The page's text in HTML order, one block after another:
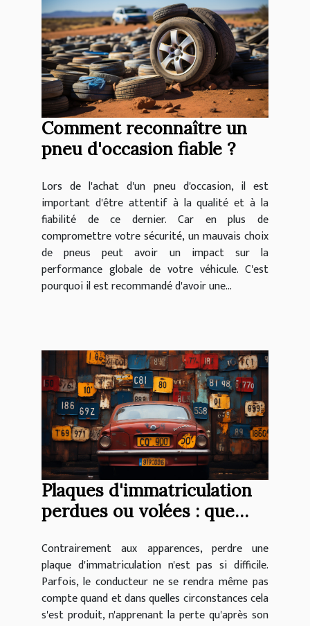
Comment reconnaître un
pneu d'occasion fiable ?
Lors de l'achat d'un pneu d'occasion, il est
important d'être attentif à la qualité et à la
fiabilité de ce dernier. Car en plus de
compromettre votre sécurité, un mauvais choix
de pneus peut avoir un impact sur la
performance globale de votre véhicule. C'est
pourquoi il est recommandé d'avoir une...
Plaques d'immatriculation
perdues ou volées : que
Contrairement aux apparences, perdre une
plaque d'immatriculation n'est pas si difficile.
Parfois, le conducteur ne se rendra même pas
compte quand et dans quelles circonstances cela
s'est produit, n'apprenant la perte qu'après son